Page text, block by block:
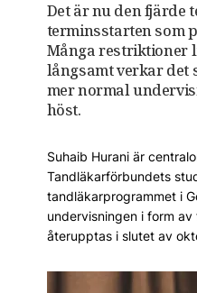
Det är nu den fjärde
terminsstarten som
Många restriktioner
långsamt verkar det
mer normal
höst.
Suhaib Hurani är
Tandläkarförbundets
tandläkarprogrammet i
undervisningen i form
återupptas i slutet av